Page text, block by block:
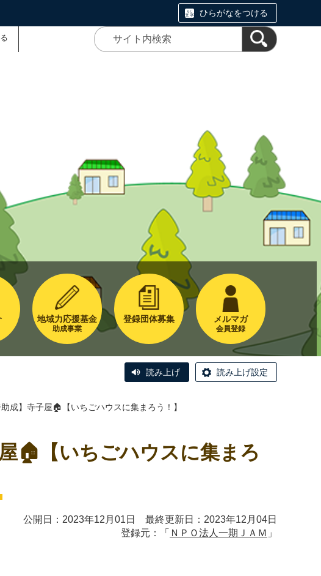
ひらがなをつける
地域力応援基金
助成事業
登録団体募集 メルマガ
会員登録
読み上げ 読み上げ設定
成】寺子屋🏠【いちごハウスに集まろう！】
🏠【いちごハウスに集まろ
公開日：2023年12月01日 最終更新日：2023年12月04日
登録元：「 ＮＰＯ法人一期ＪＡＭ 」